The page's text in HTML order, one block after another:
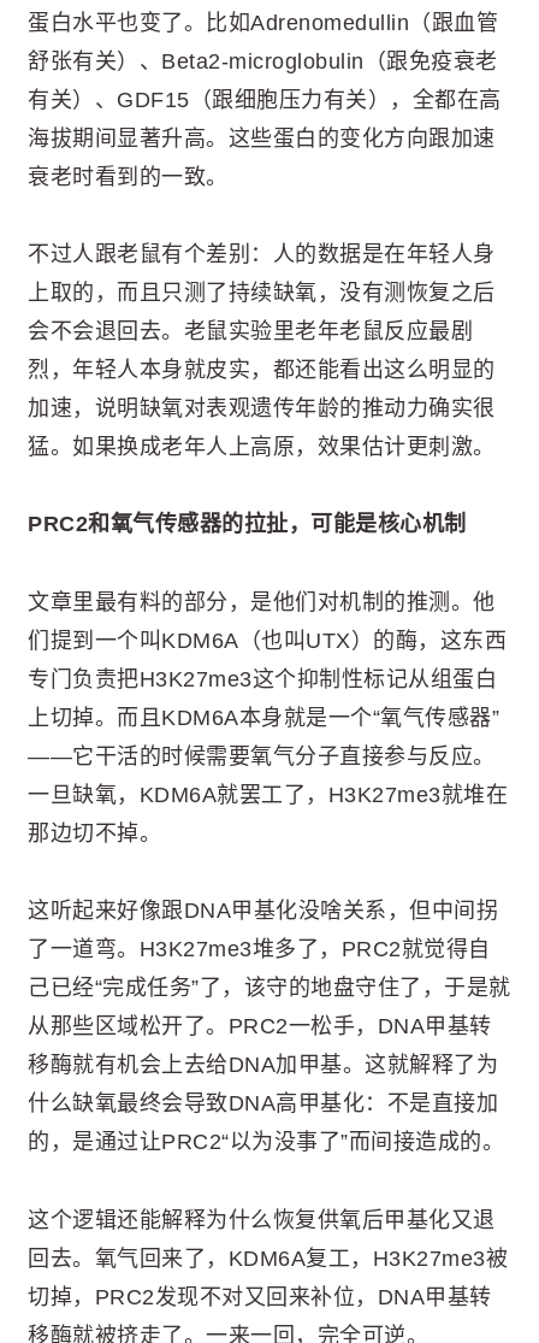
蛋白水平也变了。比如Adrenomedullin（跟血管
舒张有关）、Beta2-microglobulin（跟免疫衰老
有关）、GDF15（跟细胞压力有关），全都在高
海拔期间显著升高。这些蛋白的变化方向跟加速
衰老时看到的一致。
不过人跟老鼠有个差别：人的数据是在年轻人身
上取的，而且只测了持续缺氧，没有测恢复之后
会不会退回去。老鼠实验里老年老鼠反应最剧
烈，年轻人本身就皮实，都还能看出这么明显的
加速，说明缺氧对表观遗传年龄的推动力确实很
猛。如果换成老年人上高原，效果估计更刺激。
PRC2和氧气传感器的拉扯，可能是核心机制
文章里最有料的部分，是他们对机制的推测。他
们提到一个叫KDM6A（也叫UTX）的酶，这东西
专门负责把H3K27me3这个抑制性标记从组蛋白
上切掉。而且KDM6A本身就是一个“氧气传感器”
——它干活的时候需要氧气分子直接参与反应。
一旦缺氧，KDM6A就罢工了，H3K27me3就堆在
那边切不掉。
这听起来好像跟DNA甲基化没啥关系，但中间拐
了一道弯。H3K27me3堆多了，PRC2就觉得自
己已经“完成任务”了，该守的地盘守住了，于是就
从那些区域松开了。PRC2一松手，DNA甲基转
移酶就有机会上去给DNA加甲基。这就解释了为
什么缺氧最终会导致DNA高甲基化：不是直接加
的，是通过让PRC2“以为没事了”而间接造成的。
这个逻辑还能解释为什么恢复供氧后甲基化又退
回去。氧气回来了，KDM6A复工，H3K27me3被
切掉，PRC2发现不对又回来补位，DNA甲基转
移酶就被挤走了。一来一回，完全可逆。